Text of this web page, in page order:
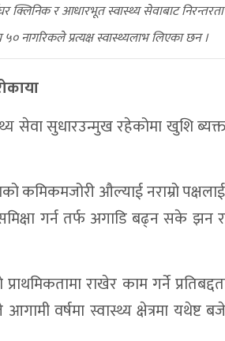
क्लिनिक र आधारभूत स्वास्थ्य सेवाबाट
नागरिकले प्रत्यक्ष स्वास्थ्यलाभ लिएका छन ।
सेवा सुधारउन्मुख रहेकोमा खुशि
कमिकमजोरी औल्याई नराम्रो पक्षलाई
गर्न तर्फ अगाडि बढ्न सके झन
राखेर काम गर्ने
वर्षमा स्वास्थ्य क्षेत्रमा यथेष्ट